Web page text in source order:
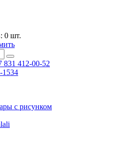
0 шт.
831 412-00-52
1534
с рисунком